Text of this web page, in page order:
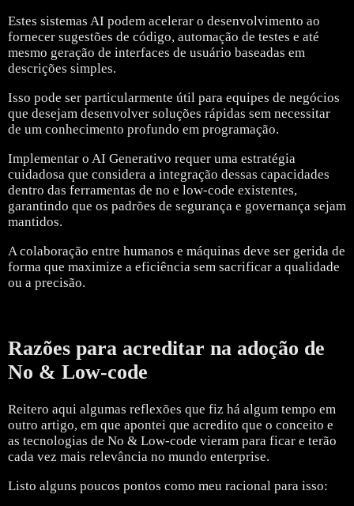
Estes sistemas AI podem acelerar o desenvolvimento ao
fornecer sugestões de código, automação de testes e até
mesmo geração de interfaces de usuário baseadas em
descrições simples.
Isso pode ser particularmente útil para equipes de negócios
que desejam desenvolver soluções rápidas sem necessitar
de um conhecimento profundo em programação.
Implementar o AI Generativo requer uma estratégia
cuidadosa que considera a integração dessas capacidades
dentro das ferramentas de no e low-code existentes,
garantindo que os padrões de segurança e governança sejam
mantidos.
A colaboração entre humanos e máquinas deve ser gerida de
forma que maximize a eficiência sem sacrificar a qualidade
ou a precisão.
Razões para acreditar na adoção de
No & Low-code
Reitero aqui algumas reflexões que fiz há algum tempo em
outro artigo, em que apontei que acredito que o conceito e
as tecnologias de No & Low-code vieram para ficar e terão
cada vez mais relevância no mundo enterprise.
Listo alguns poucos pontos como meu racional para isso: